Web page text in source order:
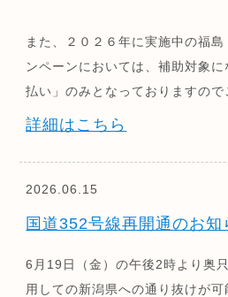
また、２０２６年に実施中の福
ンペーンにおいては、補助対象
払い」のみとなっておりますので
詳細はこちら
2026.06.15
国道352号線再開通のお知
6月19日（金）の午後2時より奥
用しての新潟県への通り抜けが可